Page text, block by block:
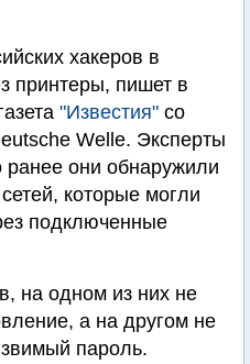
хакеров в
принтеры, пишет в
"Известия" со
Welle. Эксперты
ранее они обнаружили
которые могли
подключенные
на одном из них не
а на другом не
пароль.